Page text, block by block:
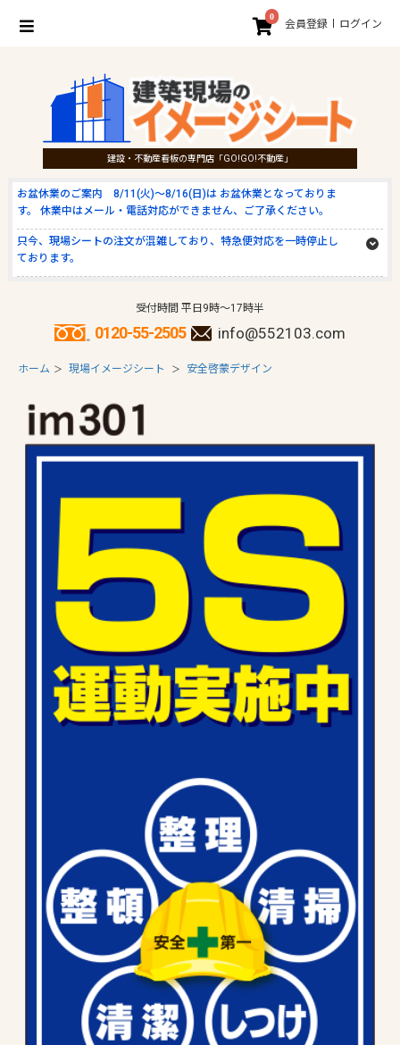
0
会員登録 ログイン
建設・不動産看板の専門店「GO!GO!不動産」
お盆休業のご案内 8/11(火)～8/16(日)は お盆休業となっておりま
す。 休業中はメール・電話対応ができません、ご了承ください。
只今、現場シートの注文が混雑しており、特急便対応を一時停止し
ております。
受付時間 平日9時～17時半
0120-55-2505 info@552103.com
ホーム ＞ 現場イメージシート ＞ 安全啓蒙デザイン